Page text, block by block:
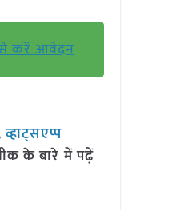
करें आवेदन
व्हाट्सएप्प
के बारे में पढ़ें